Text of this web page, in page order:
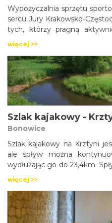
Wypożyczalnia sprzętu
sercu Jury Krakowsko-
tych, którzy pragną
powietrzu, bez konieczności
nas można go
Jesteśmy do dyspozycji
więcej >>
Szlak kajakowy -
Bonowice
Szlak kajakowy na Krztyni
ale spływ można
wydłużając go do 23,4km.
ujścia Krztyni jest ciekawy,
licznych zwałek i niskich
kajaka.
więcej >>